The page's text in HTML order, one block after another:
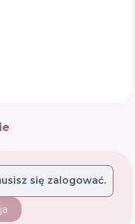
się zalogować.